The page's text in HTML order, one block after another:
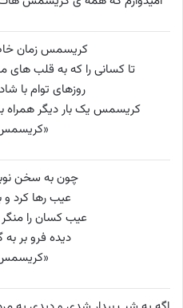
کریسمس زمان
تا کسانی را که به قلب های
روزهای توام با
کریسمس یک بار دیگر
چون به سخن
عیب رها کرد
عیب کسان را
دیده فرو بر